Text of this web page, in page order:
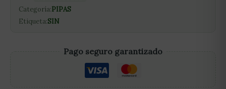
Categoría:PIPAS
Etiqueta:SIN
Pago seguro garantizado